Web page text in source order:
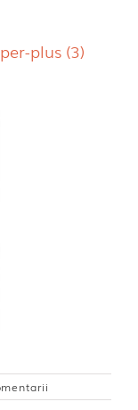
plus (3)